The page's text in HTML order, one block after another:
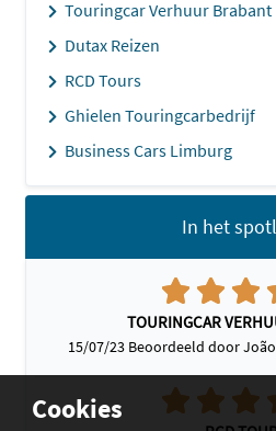
Touringcar Verhuur Brabant
Dutax Reizen
RCD Tours
Ghielen Touringcarbedrijf
Business Cars Limburg
In het
TOURINGCAR
15/07/23 Beoordeeld door
Cookies